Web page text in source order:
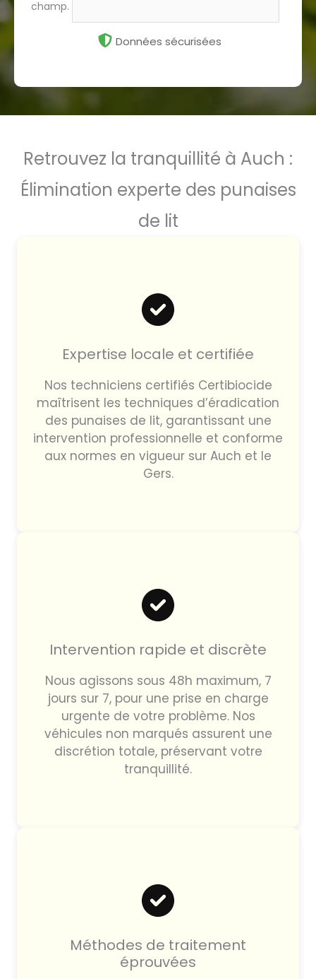
champ.
Données sécurisées
Retrouvez la tranquillité à Auch :
Élimination experte des punaises
de lit
Expertise locale et certifiée
Nos techniciens certifiés Certibiocide
maîtrisent les techniques d’éradication
des punaises de lit, garantissant une
intervention professionnelle et conforme
aux normes en vigueur sur Auch et le
Gers.
Intervention rapide et discrète
Nous agissons sous 48h maximum, 7
jours sur 7, pour une prise en charge
urgente de votre problème. Nos
véhicules non marqués assurent une
discrétion totale, préservant votre
tranquillité.
Méthodes de traitement
éprouvées